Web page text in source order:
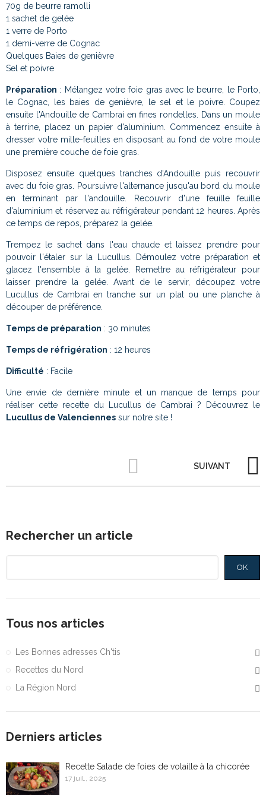
70g de beurre ramolli
1 sachet de gelée
1 verre de Porto
1 demi-verre de Cognac
Quelques Baies de genièvre
Sel et poivre
Préparation : Mélangez votre foie gras avec le beurre, le Porto,
le Cognac, les baies de genièvre, le sel et le poivre. Coupez
ensuite l'Andouille de Cambrai en fines rondelles. Dans un moule
à terrine, placez un papier d'aluminium. Commencez ensuite à
dresser votre mille-feuilles en disposant au fond de votre moule
une première couche de foie gras.
Disposez ensuite quelques tranches d'Andouille puis recouvrir
avec du foie gras. Poursuivre l'alternance jusqu'au bord du moule
en terminant par l'andouille. Recouvrir d'une feuille feuille
d'aluminium et réservez au réfrigérateur pendant 12 heures. Après
ce temps de repos, préparez la gelée.
Trempez le sachet dans l'eau chaude et laissez prendre pour
pouvoir l'étaler sur la Lucullus. Démoulez votre préparation et
glacez l'ensemble à la gelée. Remettre au réfrigérateur pour
laisser prendre la gelée. Avant de le servir, découpez votre
Lucullus de Cambrai en tranche sur un plat ou une planche à
découper de préférence.
Temps de préparation : 30 minutes
Temps de réfrigération : 12 heures
Difficulté : Facile
Une envie de dernière minute et un manque de temps pour
réaliser cette recette du Lucullus de Cambrai ? Découvrez le
Lucullus de Valenciennes sur notre site !
SUIVANT
Rechercher un article
OK
Tous nos articles
Les Bonnes adresses Ch'tis
Recettes du Nord
La Région Nord
Derniers articles
Recette Salade de foies de volaille à la chicorée
17 juil., 2025